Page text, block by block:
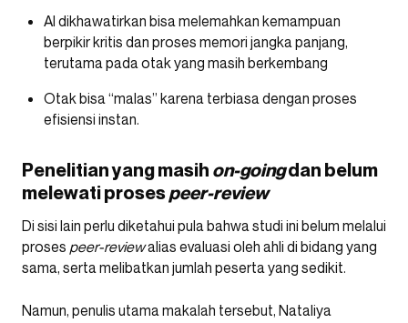
AI dikhawatirkan bisa melemahkan kemampuan
berpikir kritis dan proses memori jangka panjang,
terutama pada otak yang masih berkembang
Otak bisa “malas” karena terbiasa dengan proses
efisiensi instan.
Penelitian yang masih on-goingdan belum
melewati prosespeer-review
Di sisi lain perlu diketahui pula bahwa studi ini belum melalui
proses peer-reviewalias evaluasi oleh ahli di bidang yang
sama, serta melibatkan jumlah peserta yang sedikit.
Namun, penulis utama makalah tersebut, Nataliya